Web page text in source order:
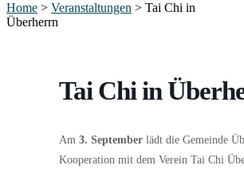
Home > Veranstaltungen > Tai Chi in
Überherrn
Tai Chi in
Am 3. September lädt die Gemeinde
Kooperation mit dem Verein Tai Chi